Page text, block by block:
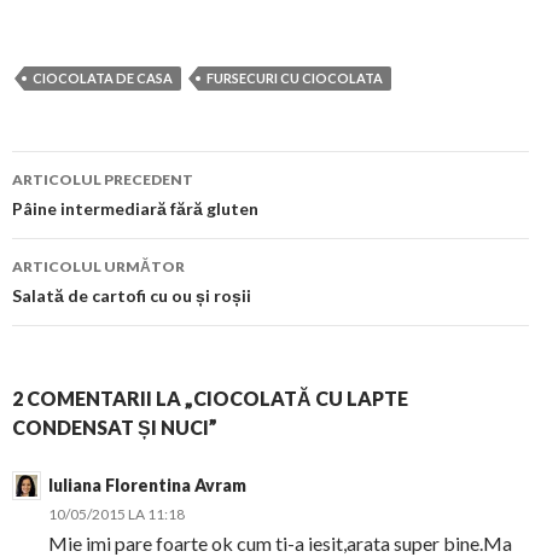
CIOCOLATA DE CASA FURSECURI CU CIOCOLATA
Navigare
în
articol
ARTICOLUL PRECEDENT
Pâine intermediară fără gluten
ARTICOLUL URMĂTOR
Salată de cartofi cu ou și roșii
2 COMENTARII LA „CIOCOLATĂ CU LAPTE
CONDENSAT ȘI NUCI”
Iuliana Florentina Avram
10/05/2015 LA 11:18
Mie imi pare foarte ok cum ti-a iesit,arata super bine.Ma